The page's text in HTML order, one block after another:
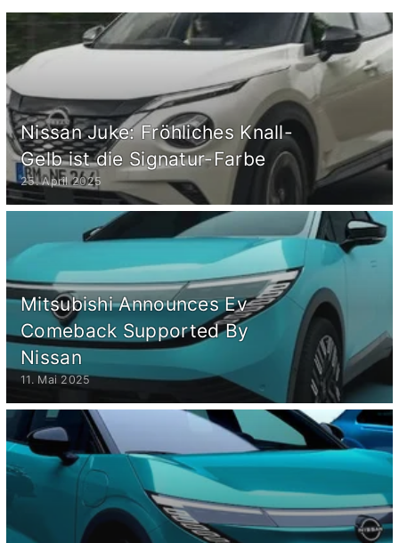
Nissan Juke: Fröhliches Knall-
Gelb ist die Signatur-Farbe
25. April 2025
Mitsubishi Announces Ev
Comeback Supported By
Nissan
11. Mai 2025